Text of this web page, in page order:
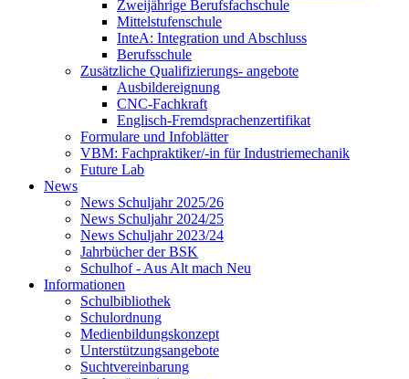
Zweijährige Berufsfachschule
Mittelstufenschule
InteA: Integration und Abschluss
Berufsschule
Zusätzliche Qualifizierungs- angebote
Ausbildereignung
CNC-Fachkraft
Englisch-Fremdsprachenzertifikat
Formulare und Infoblätter
VBM: Fachpraktiker/-in für Industriemechanik
Future Lab
News
News Schuljahr 2025/26
News Schuljahr 2024/25
News Schuljahr 2023/24
Jahrbücher der BSK
Schulhof - Aus Alt mach Neu
Informationen
Schulbibliothek
Schulordnung
Medienbildungskonzept
Unterstützungsangebote
Suchtvereinbarung